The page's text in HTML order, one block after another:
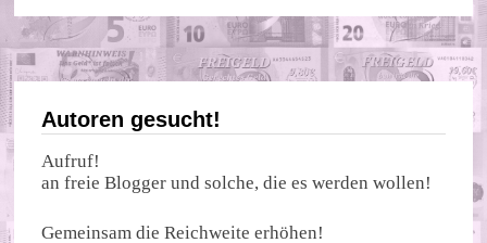
Autoren gesucht!
Aufruf!
an freie Blogger und solche, die es werden wollen!
Gemeinsam die Reichweite erhöhen!